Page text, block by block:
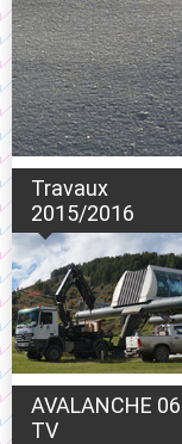
Travaux
2015/2016
AVALANCHE 06
TV